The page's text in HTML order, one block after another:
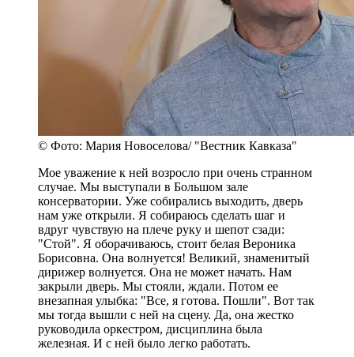
© Фото: Мария Новоселова/ "Вестник Кавказа"
Мое уважение к ней возросло при очень странном
случае. Мы выступали в Большом зале
консерватории. Уже собирались выходить, дверь
нам уже открыли. Я собираюсь сделать шаг и
вдруг чувствую на плече руку и шепот сзади:
"Стой". Я оборачиваюсь, стоит белая Вероника
Борисовна. Она волнуется! Великий, знаменитый
дирижер волнуется. Она не может начать. Нам
закрыли дверь. Мы стояли, ждали. Потом ее
внезапная улыбка: "Все, я готова. Пошли". Вот так
мы тогда вышли с ней на сцену. Да, она жестко
руководила оркестром, дисциплина была
железная. И с ней было легко работать.